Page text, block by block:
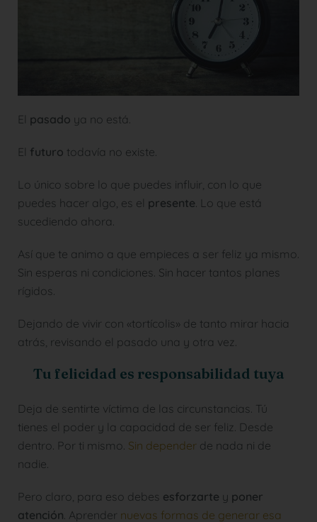
El pasado ya no está.
El futuro todavía no existe.
Lo único sobre lo que puedes influir, con lo que
puedes hacer algo, es el presente. Lo que está
sucediendo ahora.
Así que te animo a que empieces a ser feliz ya mismo.
Sin esperas ni condiciones. Sin hacer tantos planes
rígidos.
Dejando de vivir con «tortícolis» de tanto mirar hacia
atrás, revisando el pasado una y otra vez.
Tu felicidad es responsabilidad tuya
Deja de sentirte víctima de las circunstancias. Tú
tienes el poder y la capacidad de ser feliz. Desde
dentro. Por ti mismo. Sin depender de nada ni de
nadie.
Pero claro, para eso debes esforzarte y poner
atención. Aprender nuevas formas de generar esa